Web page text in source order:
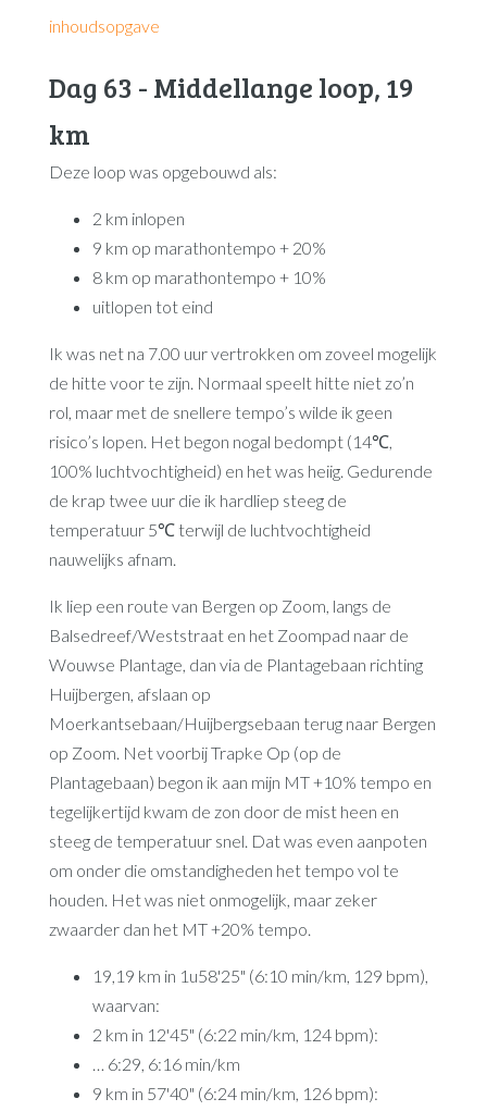
inhoudsopgave
Dag 63 - Middellange loop, 19
km
Deze loop was opgebouwd als:
2 km inlopen
9 km op marathontempo + 20%
8 km op marathontempo + 10%
uitlopen tot eind
Ik was net na 7.00 uur vertrokken om zoveel mogelijk
de hitte voor te zijn. Normaal speelt hitte niet zo’n
rol, maar met de snellere tempo’s wilde ik geen
risico’s lopen. Het begon nogal bedompt (14℃,
100% luchtvochtigheid) en het was heiig. Gedurende
de krap twee uur die ik hardliep steeg de
temperatuur 5℃ terwijl de luchtvochtigheid
nauwelijks afnam.
Ik liep een route van Bergen op Zoom, langs de
Balsedreef/Weststraat en het Zoompad naar de
Wouwse Plantage, dan via de Plantagebaan richting
Huijbergen, afslaan op
Moerkantsebaan/Huijbergsebaan terug naar Bergen
op Zoom. Net voorbij Trapke Op (op de
Plantagebaan) begon ik aan mijn MT +10% tempo en
tegelijkertijd kwam de zon door de mist heen en
steeg de temperatuur snel. Dat was even aanpoten
om onder die omstandigheden het tempo vol te
houden. Het was niet onmogelijk, maar zeker
zwaarder dan het MT +20% tempo.
19,19 km in 1u58'25" (6:10 min/km, 129 bpm),
waarvan:
2 km in 12'45" (6:22 min/km, 124 bpm):
… 6:29, 6:16 min/km
9 km in 57'40" (6:24 min/km, 126 bpm):